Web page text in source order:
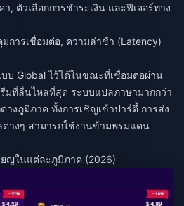
, ตัวเลือกการชำระเงิน และฟีเจอร์ทาง
มการเชื่อมต่อ, ความล่าช้า (Latency)
Global ไว้ได้ในขณะที่เชื่อมต่อผ่าน
มที่ลื่นไหลที่สุด ระบบแปลภาษามากกว่า
างภูมิภาค ทั้งการเชิญเข้าปาร์ตี้ การส่ง
างๆ สามารถใช้งานข้ามพรมแดน
ยญในแต่ละภูมิภาค (2026)